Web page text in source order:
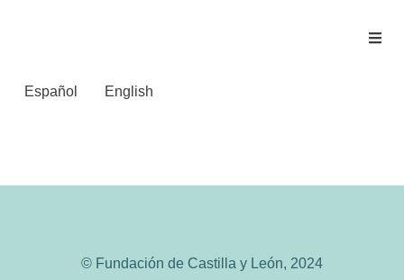
Español English
© Fundación de Castilla y León, 2024